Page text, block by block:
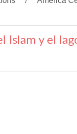
Islam y el